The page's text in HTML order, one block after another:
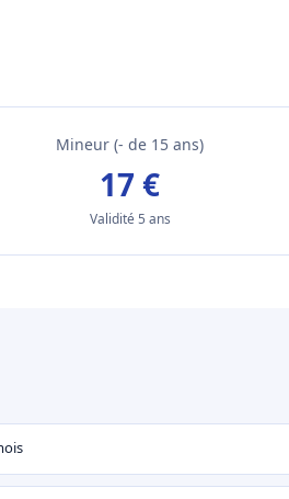
Mineur (- de 15 ans)
17 €
Validité 5 ans